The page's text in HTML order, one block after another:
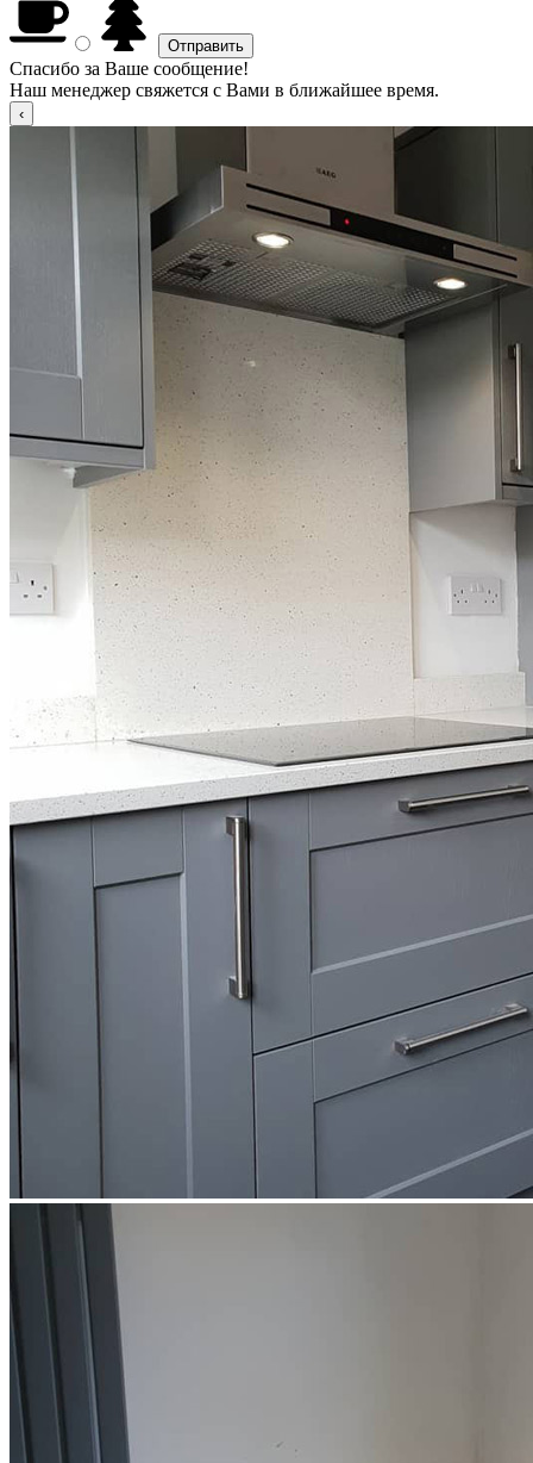
Спасибо за Ваше сообщение!
Наш менеджер свяжется с Вами в ближайшее время.